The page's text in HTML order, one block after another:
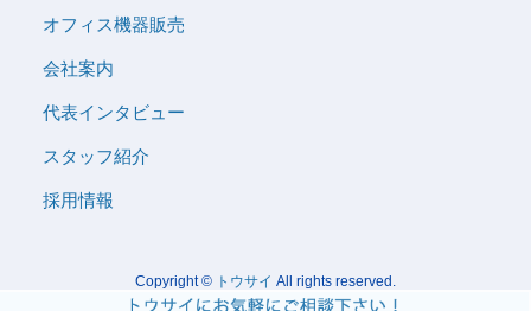
オフィス機器販売
会社案内
代表インタビュー
スタッフ紹介
採用情報
Copyright © トウサイ All rights reserved.